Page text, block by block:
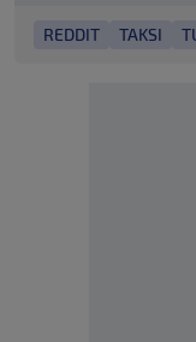
REDDIT TAKSI